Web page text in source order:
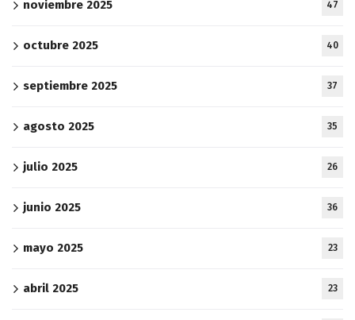
noviembre 2025 47
octubre 2025 40
septiembre 2025 37
agosto 2025 35
julio 2025 26
junio 2025 36
mayo 2025 23
abril 2025 23